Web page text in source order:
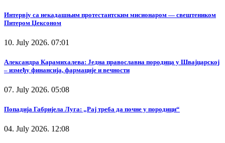
Интервју са некадашњим протестантским мисионаром — свештеником
Питером Џексоном
10. July 2026. 07:01
Александра Карамихалева: Једна православна породица у Швајцарској
– између финансија, фармације и вечности
07. July 2026. 05:08
Попадија Габријела Луга: „Рај треба да почне у породици“
04. July 2026. 12:08